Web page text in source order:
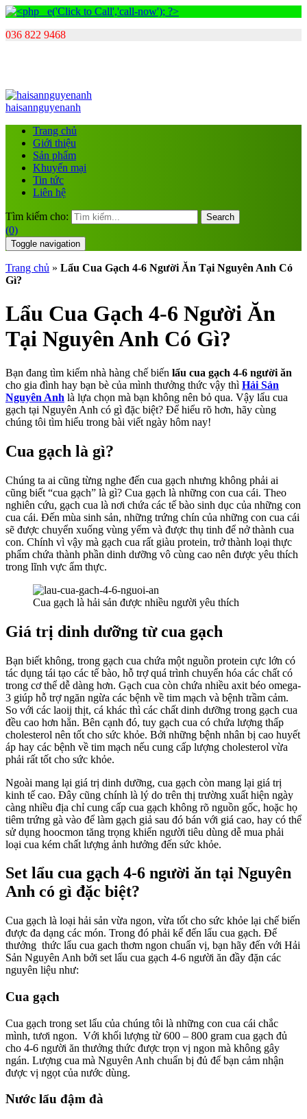
036 822 9468
haisannguyenanh
Trang chủ
Giới thiệu
Sản phẩm
Khuyến mại
Tin tức
Liên hệ
Tìm kiếm cho: Search
(0)
Toggle navigation
Trang chủ » Lẩu Cua Gạch 4-6 Người Ăn Tại Nguyên Anh Có
Gì?
Lẩu Cua Gạch 4-6 Người Ăn
Tại Nguyên Anh Có Gì?
Bạn đang tìm kiếm nhà hàng chế biến lẩu cua gạch 4-6 người ăn
cho gia đình hay bạn bè của mình thưởng thức vậy thì Hải Sản
Nguyên Anh là lựa chọn mà bạn không nên bỏ qua. Vậy lẩu cua
gạch tại Nguyên Anh có gì đặc biệt? Để hiểu rõ hơn, hãy cùng
chúng tôi tìm hiểu trong bài viết ngày hôm nay!
Cua gạch là gì?
Chúng ta ai cũng từng nghe đến cua gạch nhưng không phải ai
cũng biết “cua gạch” là gì? Cua gạch là những con cua cái. Theo
nghiên cứu, gạch cua là nơi chứa các tế bào sinh dục của những con
cua cái. Đến mùa sinh sản, những trứng chín của những con cua cái
sẽ được chuyển xuống vùng yếm và được thụ tinh để nở thành cua
con. Chính vì vậy mà gạch cua rất giàu protein, trở thành loại thực
phẩm chứa thành phần dinh dưỡng vô cùng cao nên được yêu thích
trong lĩnh vực ẩm thực.
Cua gạch là hải sản được nhiều người yêu thích
Giá trị dinh dưỡng từ cua gạch
Bạn biết không, trong gạch cua chứa một nguồn protein cực lớn có
tác dụng tái tạo các tế bào, hỗ trợ quá trình chuyển hóa các chất có
trong cơ thể dễ dàng hơn. Gạch cua còn chứa nhiều axit béo omega-
3 giúp hỗ trợ ngăn ngừa các bệnh về tim mạch và bệnh trầm cảm.
So với các laoij thịt, cá khác thì các chất dinh dưỡng trong gạch cua
đều cao hơn hẳn. Bên cạnh đó, tuy gạch cua có chứa lượng thấp
cholesterol nên tốt cho sức khỏe. Bởi những bệnh nhân bị cao huyết
áp hay các bệnh về tim mạch nếu cung cấp lượng cholesterol vừa
phải rất tốt cho sức khỏe.
Ngoài mang lại giá trị dinh dưỡng, cua gạch còn mang lại giá trị
kinh tế cao. Đây cũng chính là lý do trên thị trường xuất hiện ngày
càng nhiều địa chỉ cung cấp cua gạch không rõ nguồn gốc, hoặc họ
tiêm trứng gà vào để làm gạch giả sau đó bán với giá cao, hay có thể
sử dụng hoocmon tăng trọng khiến người tiêu dùng dễ mua phải
loại cua kém chất lượng ảnh hưởng đến sức khỏe.
Set lẩu cua gạch 4-6 người ăn tại Nguyên
Anh có gì đặc biệt?
Cua gạch là loại hải sản vừa ngon, vừa tốt cho sức khỏe lại chế biến
được đa dạng các món. Trong đó phải kể đến lẩu cua gạch. Để
thưởng thức lẩu cua gach thơm ngon chuẩn vị, bạn hãy đến với Hải
Sản Nguyên Anh bởi set lẩu cua gạch 4-6 người ăn đầy đặn các
nguyên liệu như:
Cua gạch
Cua gạch trong set lẩu của chúng tôi là những con cua cái chắc
mình, tươi ngon. Với khối lượng từ 600 – 800 gram cua gạch đủ
cho 4-6 người ăn thưởng thức được trọn vị ngon mà không gây
ngán. Lượng cua mà Nguyên Anh chuẩn bị đủ để bạn cảm nhận
được vị ngọt của nước dùng.
Nước lẩu đậm đà